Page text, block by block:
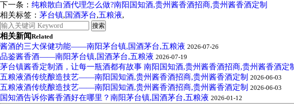
下一条： 纯粮散白酒代理怎么做?南阳国知酒,贵州酱香酒招商,贵州酱香酒定制
相关标签： 茅台镇,国酒茅台,五粮液,
相关新闻Related
酱酒的三大保健功能——南阳茅台镇,国酒茅台,五粮液 2026-07-26
品鉴酱香酒——南阳茅台镇,国酒茅台,五粮液 2026-07-19
茅台镇酱香定制酒，让每一瓶酒都有故事 南阳国知酒,贵州酱香酒招商,贵州酱香酒定
五粮液酒传统酿造技艺——南阳国知酒,贵州酱香酒招商,贵州酱香酒定制 2026-06-03
五粮液酒传统酿造技艺——南阳国知酒,贵州酱香酒招商,贵州酱香酒定制 2026-06-03
国知酒告诉你酱香酒好在哪里？南阳茅台镇,国酒茅台,五粮液 2026-01-12